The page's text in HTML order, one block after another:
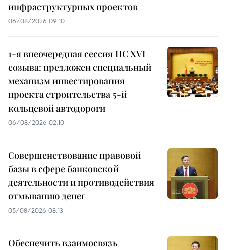
инфраструктурных проектов
06/08/2026 09:10
1-я внеочередная сессия НС XVI
созыва: предложен специальный
механизм инвестирования
проекта строительства 5-й
кольцевой автодороги
06/08/2026 02:10
Совершенствование правовой
базы в сфере банковской
деятельности и противодействия
отмыванию денег
05/08/2026 08:13
Обеспечить взаимосвязь